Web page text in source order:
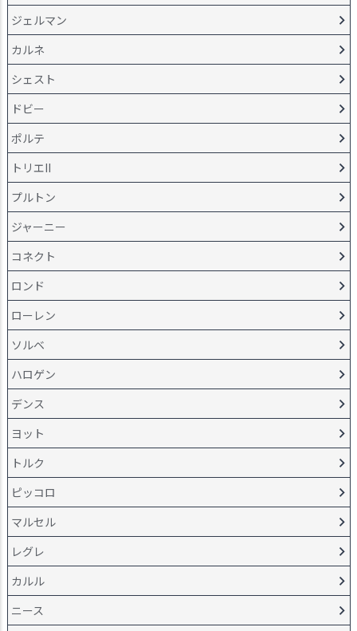
ジェルマン
カルネ
シェスト
ドビー
ポルテ
トリエII
プルトン
ジャーニー
コネクト
ロンド
ローレン
ソルベ
ハロゲン
デンス
ヨット
トルク
ピッコロ
マルセル
レグレ
カルル
ニース